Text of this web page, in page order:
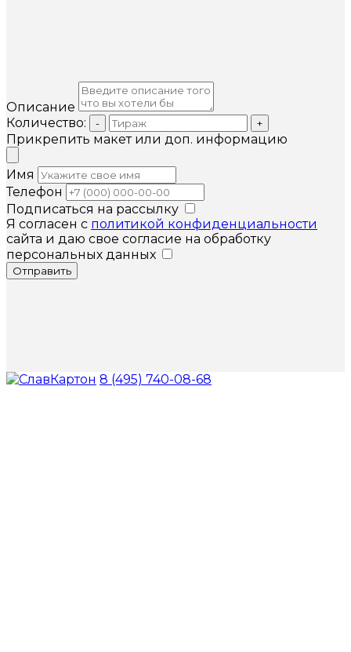
Описание
Количество:
- +
Прикрепить макет или доп. информацию
Имя
Телефон
Подписаться на рассылку
Я согласен с политикой конфиденциальности
сайта и даю свое согласие на обработку
персональных данных
Отправить
8 (495) 740-08-68